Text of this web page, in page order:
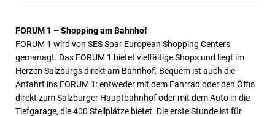
FORUM 1 – Shopping am Bahnhof
FORUM 1 wird von SES Spar European Shopping Centers
gemanagt. Das FORUM 1 bietet vielfältige Shops und liegt im
Herzen Salzburgs direkt am Bahnhof. Bequem ist auch die
Anfahrt ins FORUM 1: entweder mit dem Fahrrad oder den Öffis
direkt zum Salzburger Hauptbahnhof oder mit dem Auto in die
Tiefgarage, die 400 Stellplätze bietet. Die erste Stunde ist für